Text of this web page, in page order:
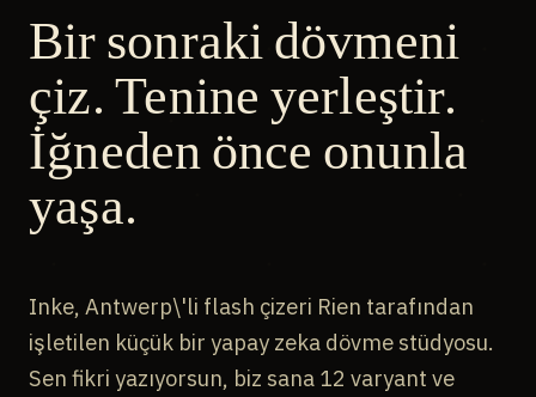
Bir sonraki dövmeni
çiz. Tenine yerleştir.
İğneden önce onunla
yaşa.
Inke, Antwerp\'li flash çizeri Rien tarafından
işletilen küçük bir yapay zeka dövme stüdyosu.
Sen fikri yazıyorsun, biz sana 12 varyant ve